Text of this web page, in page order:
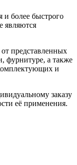
и более быстрого
являются
представленных
фурнитуре, а также
и
заказу
её применения.